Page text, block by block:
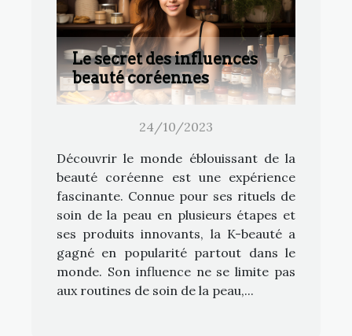
Le secret des influences
beauté coréennes
24/10/2023
Découvrir le monde éblouissant de la
beauté coréenne est une expérience
fascinante. Connue pour ses rituels de
soin de la peau en plusieurs étapes et
ses produits innovants, la K-beauté a
gagné en popularité partout dans le
monde. Son influence ne se limite pas
aux routines de soin de la peau,...